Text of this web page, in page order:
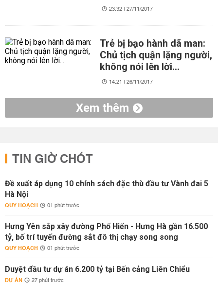
23:32 | 27/11/2017
Trẻ bị bạo hành dã man:
Chủ tịch quận lặng người,
không nói lên lời...
14:21 | 26/11/2017
Xem thêm
TIN GIỜ CHÓT
Đề xuất áp dụng 10 chính sách đặc thù đầu tư Vành đai 5
Hà Nội
QUY HOẠCH 01 phút trước
Hưng Yên sắp xây đường Phố Hiến - Hưng Hà gần 16.500
tỷ, bố trí tuyến đường sắt đô thị chạy song song
QUY HOẠCH 01 phút trước
Duyệt đầu tư dự án 6.200 tỷ tại Bến cảng Liên Chiểu
DỰ ÁN 27 phút trước